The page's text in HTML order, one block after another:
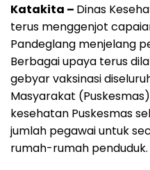
Katakita – Dinas
terus menggenjot
Pandeglang menjelang
Berbagai upaya terus
gebyar vaksinasi
Masyarakat
kesehatan Puskesmas
jumlah pegawai untuk
rumah-rumah penduduk.